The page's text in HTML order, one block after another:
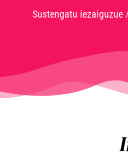
Sustengatu iezaiguzue